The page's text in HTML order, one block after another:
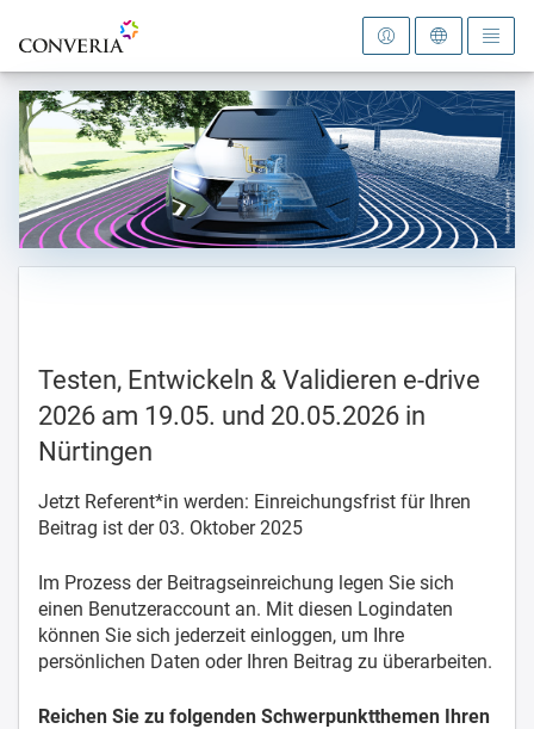
Zur Startseite
Testen, Entwickeln & Validieren e-drive
2026 am 19.05. und 20.05.2026 in
Nürtingen
Jetzt Referent*in werden: Einreichungsfrist für Ihren
Beitrag ist der 03. Oktober 2025
Im Prozess der Beitragseinreichung legen Sie sich
einen Benutzeraccount an. Mit diesen Logindaten
können Sie sich jederzeit einloggen, um Ihre
persönlichen Daten oder Ihren Beitrag zu überarbeiten.
Reichen Sie zu folgenden Schwerpunktthemen Ihren